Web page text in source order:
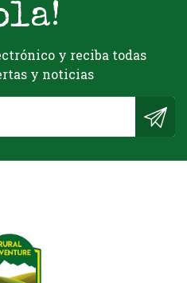
y reciba todas
y noticias